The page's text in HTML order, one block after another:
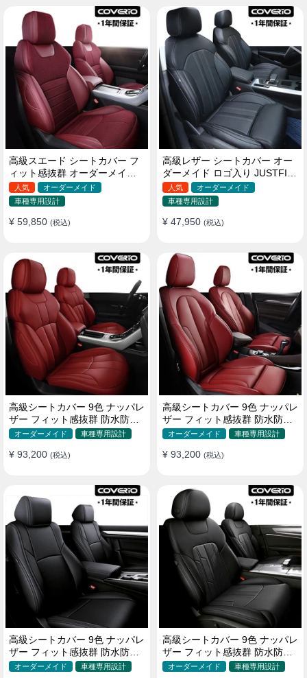
高級スエード シートカバー フ
ィット感抜群 オーダーメイド
耐久性 オシャレ 全席セット
人気
オーダーメイド
車種専用設計
¥ 59,850 (税込)
高級レザー シートカバー オー
ダーメイド ロゴ入り JUSTFIT
保証 耐摩耗性 全席セット
人気
オーダーメイド
車種専用設計
¥ 47,950 (税込)
高級シートカバー 9色 ナッパレ
ザー フィット感抜群 防水防汚
オーダーメイド 全席セット
オーダーメイド 車種専用設計
¥ 93,200 (税込)
高級シートカバー 9色 ナッパレ
ザー フィット感抜群 防水防汚
オーダーメイド 全席セット
オーダーメイド 車種専用設計
¥ 93,200 (税込)
高級シートカバー 9色 ナッパレ
ザー フィット感抜群 防水防汚
オーダーメイド 全席セット
オーダーメイド 車種専用設計
高級シートカバー 9色 ナッパレ
ザー フィット感抜群 防水防汚
オーダーメイド 全席セット
オーダーメイド 車種専用設計